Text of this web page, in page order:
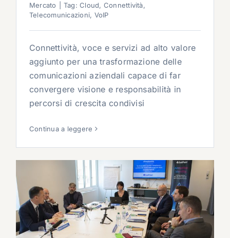
Mercato
Tag:Cloud, Connettività,
Telecomunicazioni, VoIP
Connettività, voce e servizi ad alto valore
aggiunto per una trasformazione delle
comunicazioni aziendali capace di far
convergere visione e responsabilità in
percorsi di crescita condivisi
Continua a leggere